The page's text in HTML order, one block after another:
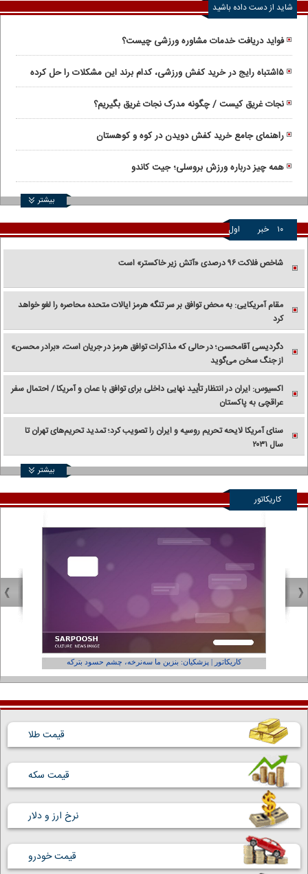
شاید از دست داده باشید
فواید دریافت خدمات مشاوره ورزشی چیست؟
۵اشتباه رایج در خرید کفش ورزشی، کدام برند این مشکلات را حل کرده‌
است؟
نجات غریق کیست / چگونه مدرک نجات غریق بگیریم؟
راهنمای جامع خرید کفش دویدن در کوه و کوهستان
همه چیز درباره ورزش بروسلی؛ جیت کاندو
بیشتر
۱۰ خبر اول
شاخص فلاکت ۹۶ درصدی «آتش زیر خاکستر» است
مقام آمریکایی: به محض توافق بر سر تنگه هرمز ایالات متحده محاصره را لغو خواهد
کرد
دگردیسی آقامحسن؛ در حالی که مذاکرات توافق هرمز در جریان است، «برادر محسن»
از جنگ سخن می‌گوید
اکسیوس: ایران در انتظار تأیید نهایی داخلی برای توافق با عمان و آمریکا / احتمال سفر
عراقچی به پاکستان
سنای آمریکا لایحه تحریم روسیه و ایران را تصویب کرد؛ تمدید تحریم‌های تهران تا
سال ۲۰۳۱
بیشتر
کاریکاتور
کاریکاتور | پزشکیان: بنزین ما سه‌نرخه، چشم حسود بترکه
قیمت طلا
قیمت سکه
نرخ ارز و دلار
قیمت خودرو